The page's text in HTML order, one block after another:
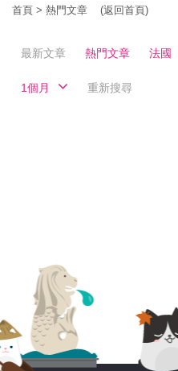
首頁 > 熱門文章 (返回首頁)
最新文章 熱門文章 法國
1個月 重新搜尋